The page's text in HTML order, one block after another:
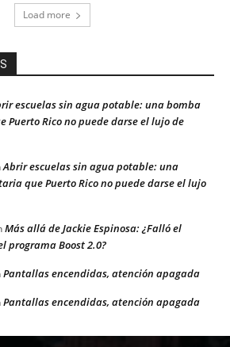
Load more
escuelas sin agua potable: una bomba
Rico no puede darse el lujo de
Abrir escuelas sin agua potable: una
que Puerto Rico no puede darse el lujo
Más allá de Jackie Espinosa: ¿Falló el
programa Boost 2.0?
Pantallas encendidas, atención apagada
Pantallas encendidas, atención apagada